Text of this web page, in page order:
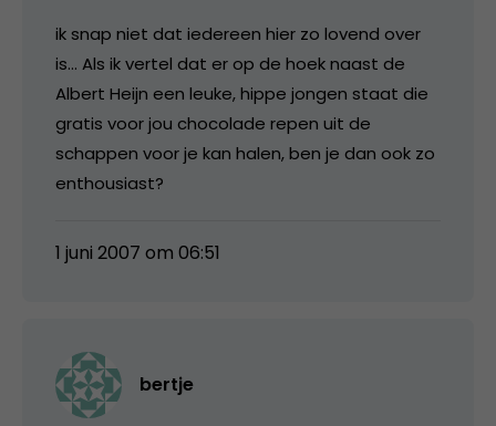
ik snap niet dat iedereen hier zo lovend over
is… Als ik vertel dat er op de hoek naast de
Albert Heijn een leuke, hippe jongen staat die
gratis voor jou chocolade repen uit de
schappen voor je kan halen, ben je dan ook zo
enthousiast?
1 juni 2007 om 06:51
bertje